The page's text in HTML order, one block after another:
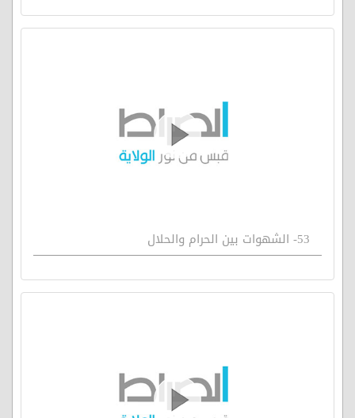
53- الشهوات بين الحرام والحلال